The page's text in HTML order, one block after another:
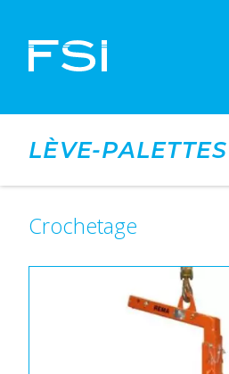
LÈVE-PALETTES
Crochetage